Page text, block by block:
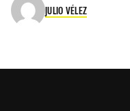
JULIO VÉLEZ